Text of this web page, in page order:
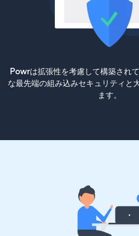
Powrは拡張性を考慮して構築され
な最先端の組み込みセキュリティと
ます。